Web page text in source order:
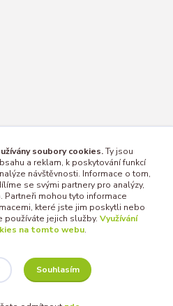
soubory cookies.Ty jsou
a reklam, k poskytování funkcí
návštěvnosti. Informace o tom,
se svými partnery pro analýzy,
Partneři mohou tyto informace
které jste jim poskytli nebo
používáte jejich služby. Využívání
na tomto webu.
Souhlasím